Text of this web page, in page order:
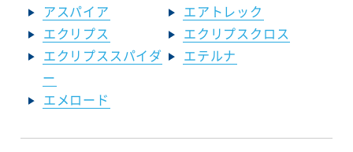
アスパイア
エアトレック
エクリプス
エクリプスクロス
エクリプススパイダ
ー
エテルナ
エメロード